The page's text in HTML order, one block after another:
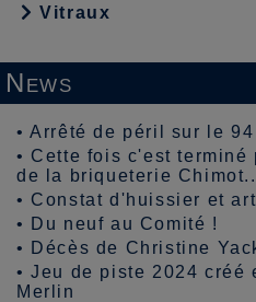
Vitraux
News
•Arrêté de péril sur le
• Cette fois c'est terminé
de la briqueterie
• Constat d'huissier et
•
Du neuf au Comité !
•
Décès de Christine
•Jeu de piste 2024 créé
Merlin